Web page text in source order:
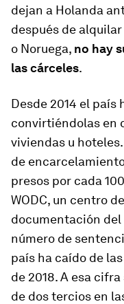
dejan a Holanda
después de
o Noruega, no hay
las cárceles.
Desde 2014 el país
convirtiéndolas en
viviendas u
de
presos por cada
WODC, un centro
documentación
número de
país ha caído de
de 2018. A esa
de dos tercios en